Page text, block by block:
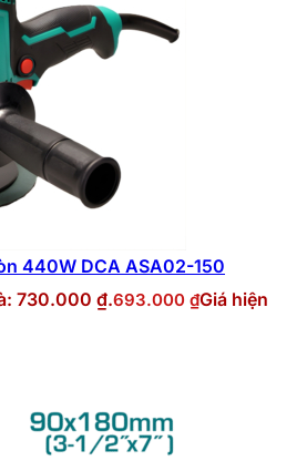
440W DCA ASA02-150
730.000 ₫.693.000 ₫Giá hiện